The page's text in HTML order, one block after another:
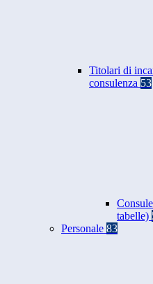
Titolari di
consulenza 53
tabelle)
Personale 83